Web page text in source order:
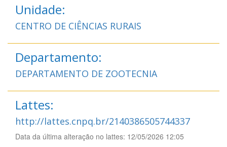
Unidade:
CENTRO DE CIÊNCIAS RURAIS
Departamento:
DEPARTAMENTO DE ZOOTECNIA
Lattes:
http://lattes.cnpq.br/2140386505744337
Data da última alteração no lattes: 12/05/2026 12:05